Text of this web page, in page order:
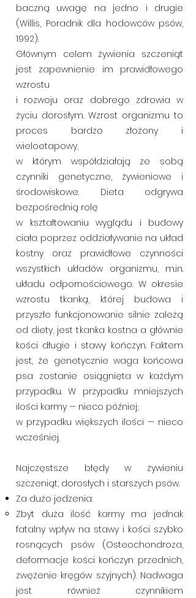
baczną uwagę na jedno i drugie
(Willis, Poradnik dla hodowców psów,
1992).
Głównym celem żywienia szczeniąt
jest zapewnienie im prawidłowego
wzrostu
i rozwoju oraz dobrego zdrowia w
życiu dorosłym. Wzrost organizmu to
proces bardzo złożony i
wieloetapowy,
w którym współdziałają ze sobą
czynniki genetyczne, żywieniowe i
środowiskowe. Dieta odgrywa
bezpośrednią rolę
w kształtowaniu wyglądu i budowy
ciała poprzez oddziaływanie na układ
kostny oraz prawidłowe czynności
wszystkich układów organizmu, m.in.
układu odpornościowego. W okresie
wzrostu tkanką, której budowa i
przyszłe funkcjonowanie silnie zależą
od diety, jest tkanka kostna a głównie
kości długie i stawy kończyn. Faktem
jest, że genetycznie waga końcowa
psa zostanie osiągnięta w każdym
przypadku. W przypadku mniejszych
ilości karmy — nieco później;
w przypadku większych ilości — nieco
wcześniej.
Najczęstsze błędy w żywieniu
szczeniąt, dorosłych i starszych psów.
Za dużo jedzenia:
Zbyt duża ilość karmy ma jednak
fatalny wpływ na stawy i kości szybko
rosnących psów (Osteochondroza,
deformacje kości kończyn przednich,
zwężenie kręgów szyjnych). Nadwaga
jest również czynnikiem